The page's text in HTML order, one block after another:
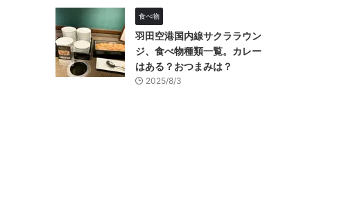
食べ物
羽田空港国内線サクララウン
ジ、食べ物種類一覧。カレー
はある？おつまみは？
2025/8/3